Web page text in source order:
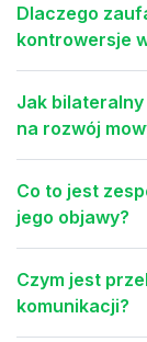
Dlaczego
kontrowersje
Jak bilateralny
na rozwój
Co to jest
jego objawy?
Czym jest
komunikacji?